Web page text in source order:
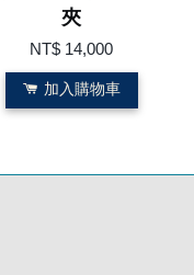
夾
NT$ 14,000
加入購物車